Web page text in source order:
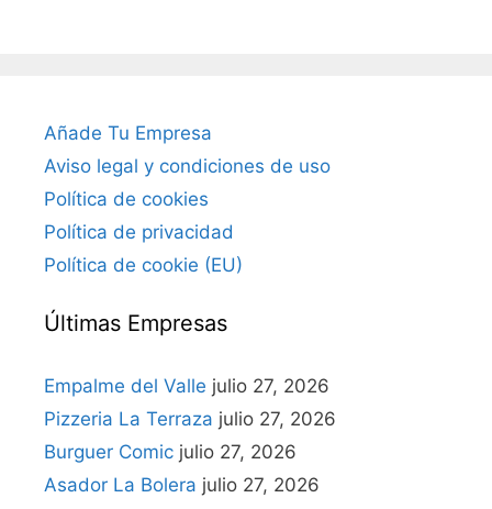
Añade Tu Empresa
Aviso legal y condiciones de uso
Política de cookies
Política de privacidad
Política de cookie (EU)
Últimas Empresas
Empalme del Valle julio 27, 2026
Pizzeria La Terraza julio 27, 2026
Burguer Comic julio 27, 2026
Asador La Bolera julio 27, 2026